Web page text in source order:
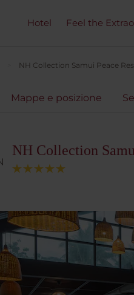
Hotel Feel the
NH Collection Samui Peace
Mappe e posizione
NH Collection